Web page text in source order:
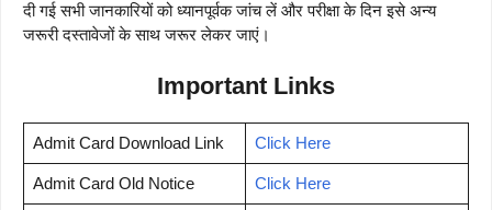
दी गई सभी जानकारियों को ध्यानपूर्वक जांच लें और परीक्षा के दिन इसे अन्य
जरूरी दस्तावेजों के साथ जरूर लेकर जाएं।
Important Links
Admit Card Download Link Click Here
Admit Card Old Notice Click Here